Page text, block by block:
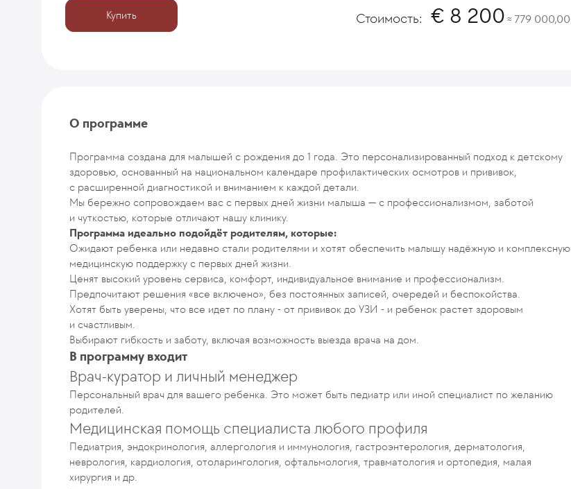
Купить Стоимость: 8 200 ≈ 779 000,00
О программе
Программа создана для малышей с рождения до 1 года. Это персонализированный подход к детскому
здоровью, основанный на национальном календаре профилактических осмотров и прививок,
с расширенной диагностикой и вниманием к каждой детали.
Мы бережно сопровождаем вас с первых дней жизни малыша — с профессионализмом, заботой
и чуткостью, которые отличают нашу клинику.
Программа идеально подойдёт родителям, которые:
Ожидают ребенка или недавно стали родителями и хотят обеспечить малышу надёжную и комплексную
медицинскую поддержку с первых дней жизни.
Ценят высокий уровень сервиса, комфорт, индивидуальное внимание и профессионализм.
Предпочитают решения «все включено», без постоянных записей, очередей и беспокойства.
Хотят быть уверены, что все идет по плану - от прививок до УЗИ - и ребенок растет здоровым
и счастливым.
Выбирают гибкость и заботу, включая возможность выезда врача на дом.
В программу входит
Врач-куратор и личный менеджер
Персональный врач для вашего ребенка. Это может быть педиатр или иной специалист по желанию
родителей.
Медицинская помощь специалиста любого профиля
Педиатрия, эндокринология, аллергология и иммунология, гастроэнтерология, дерматология,
неврология, кардиология, отоларингология, офтальмология, травматология и ортопедия, малая
хирургия и др.